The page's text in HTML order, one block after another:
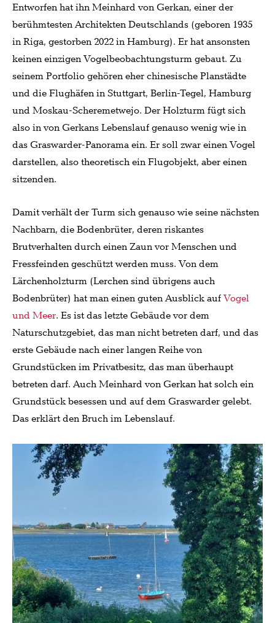
Entworfen hat ihn Meinhard von Gerkan, einer der
berühmtesten Architekten Deutschlands (geboren 1935
in Riga, gestorben 2022 in Hamburg). Er hat ansonsten
keinen einzigen Vogelbeobachtungsturm gebaut. Zu
seinem Portfolio gehören eher chinesische Planstädte
und die Flughäfen in Stuttgart, Berlin-Tegel, Hamburg
und Moskau-Scheremetwejo. Der Holzturm fügt sich
also in von Gerkans Lebenslauf genauso wenig wie in
das Graswarder-Panorama ein. Er soll zwar einen Vogel
darstellen, also theoretisch ein Flugobjekt, aber einen
sitzenden.
Damit verhält der Turm sich genauso wie seine nächsten
Nachbarn, die Bodenbrüter, deren riskantes
Brutverhalten durch einen Zaun vor Menschen und
Fressfeinden geschützt werden muss. Von dem
Lärchenholzturm (Lerchen sind übrigens auch
Bodenbrüter) hat man einen guten Ausblick aufVogel
und Meer. Es ist das letzte Gebäude vor dem
Naturschutzgebiet, das man nicht betreten darf, und das
erste Gebäude nach einer langen Reihe von
Grundstücken im Privatbesitz, das man überhaupt
betreten darf. Auch Meinhard von Gerkan hat solch ein
Grundstück besessen und auf dem Graswarder gelebt.
Das erklärt den Bruch im Lebenslauf.